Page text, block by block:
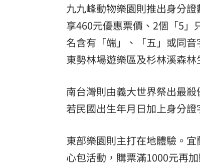
九九峰動物樂園則推出身分
享460元優惠票價、2個「5」
名含有「端」、「五」或同
東勢林場遊樂區及杉林溪森
南台灣則由義大世界祭出最
若民國出生年月日加上身分
東部樂園則主打在地體驗。
心包活動，購票滿1000元再